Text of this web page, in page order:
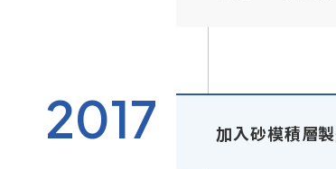
2017 加入砂模積層